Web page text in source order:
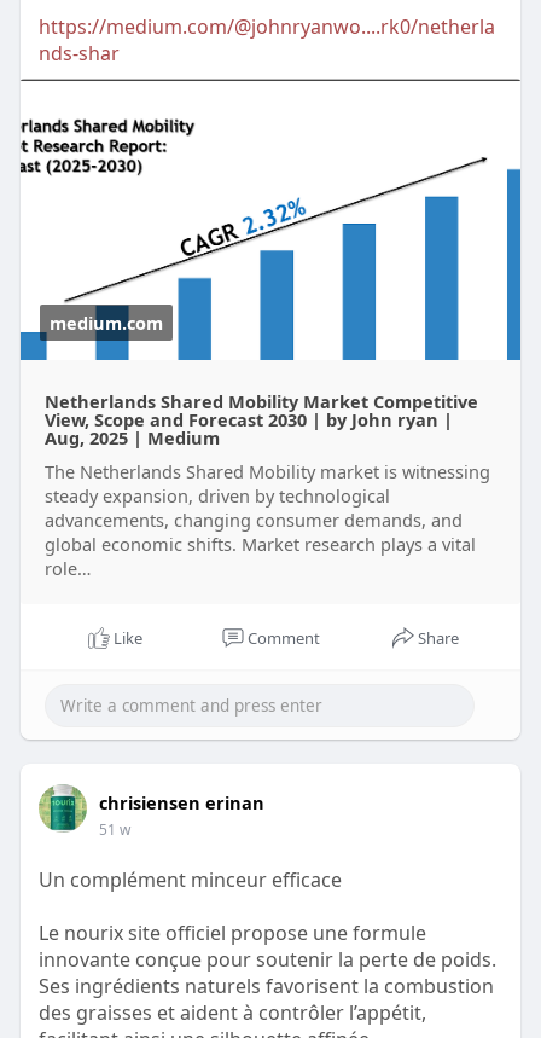
https://medium.com/@johnryanwo....rk0/netherla
nds-shar
medium.com
Netherlands Shared Mobility Market Competitive
View, Scope and Forecast 2030 | by John ryan |
Aug, 2025 | Medium
The Netherlands Shared Mobility market is witnessing
steady expansion, driven by technological
advancements, changing consumer demands, and
global economic shifts. Market research plays a vital
role…
Like Comment Share
chrisiensen erinan
51 w
Un complément minceur efficace
Le nourix site officiel propose une formule
innovante conçue pour soutenir la perte de poids.
Ses ingrédients naturels favorisent la combustion
des graisses et aident à contrôler l’appétit,